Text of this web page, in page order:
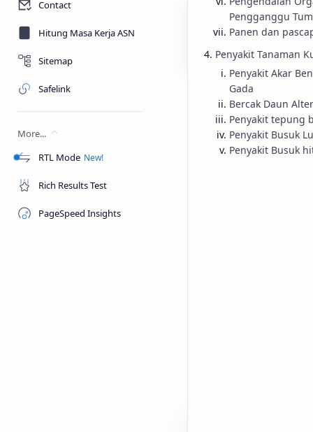
Contact
Hitung Masa Kerja ASN
Sitemap
Safelink
More...
RTL Mode
Rich Results Test
PageSpeed Insights
Pengganggu
Panen dan
Penyakit Tanaman
Penyakit Akar
Gada
Bercak Daun
Penyakit tepung
Penyakit Busuk
Penyakit Busuk